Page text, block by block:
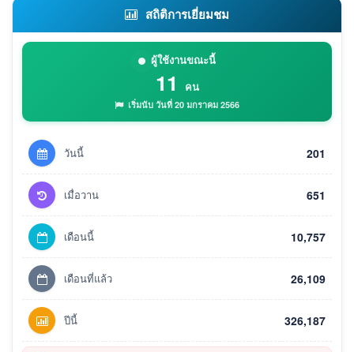
สถิติการเยี่ยมชม
ผู้ใช้งานขณะนี้
11 คน
เริ่มนับ วันที่ 20 มกราคม 2566
วันนี้ 201
เมื่อวาน 651
เดือนนี้ 10,757
เดือนที่แล้ว 26,109
ปีนี้ 326,187